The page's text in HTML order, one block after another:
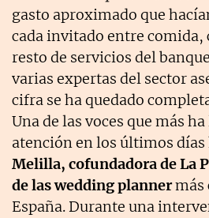
gasto aproximado que
cada invitado entre
resto de servicios del
varias expertas del sector
cifra se ha quedado
Una de las voces que más
atención en los últimos días
Melilla, cofundadora de La
de las wedding plannermás
España. Durante una